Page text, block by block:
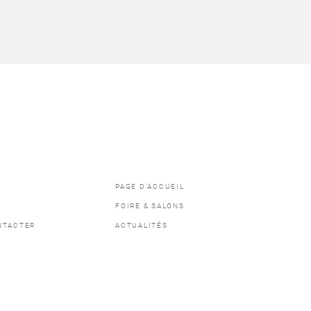
PAGE D’ACCUEIL
FOIRE & SALONS
ACTUALITÉS